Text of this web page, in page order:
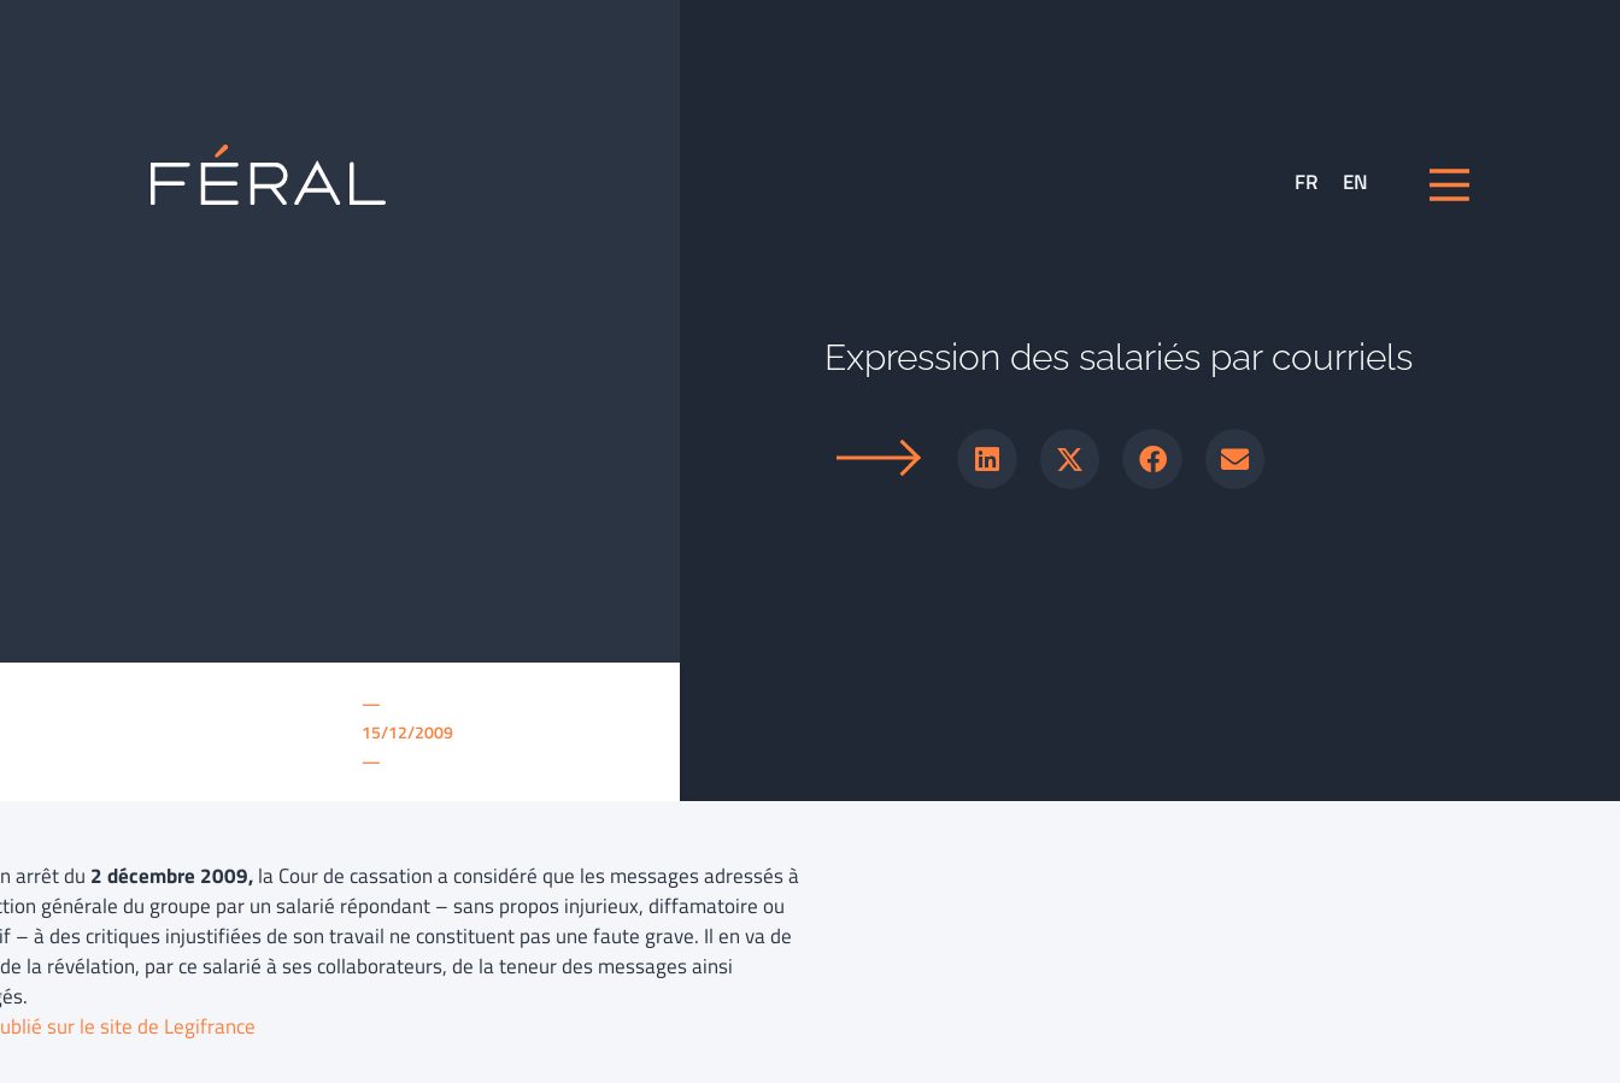
FR EN
—
15/12/2009
—
Expression des salariés par courriels
arrêt du 2 décembre 2009,la Cour de cassation a considéré que les messages adressés à
générale du groupe par un salarié répondant – sans propos injurieux, diffamatoire ou
– à des critiques injustifiées de son travail ne constituent pas une faute grave. Il en va de
la révélation, par ce salarié à ses collaborateurs, de la teneur des messages ainsi
sur le site de Legifrance